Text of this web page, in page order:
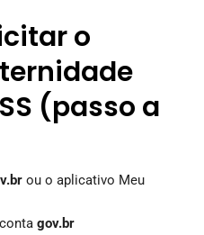
o
(passo a
ou o aplicativo Meu
gov.br